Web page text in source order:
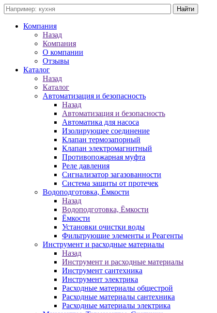
Компания
Назад
Компания
О компании
Отзывы
Каталог
Назад
Каталог
Автоматизация и безопасность
Назад
Автоматизация и безопасность
Автоматика для насоса
Изолирующее соединение
Клапан термозапорный
Клапан электромагнитный
Противопожарная муфта
Реле давления
Сигнализатор загазованности
Система защиты от протечек
Водоподготовка, Ёмкости
Назад
Водоподготовка, Ёмкости
Ёмкости
Установки очистки воды
Фильтрующие элементы и Реагенты
Инструмент и расходные материалы
Назад
Инструмент и расходные материалы
Инструмент сантехника
Инструмент электрика
Расходные материалы общестрой
Расходные материалы сантехника
Расходные материалы электрика